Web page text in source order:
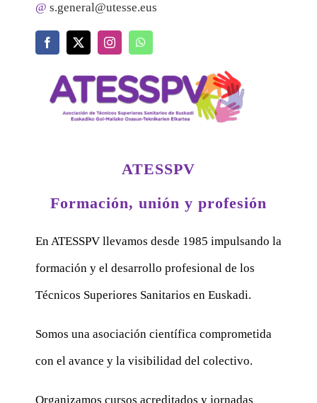
@ s.general@utesse.eus
ATESSPV
Formación, unión y profesión
En ATESSPV llevamos desde 1985 impulsando la
formación y el desarrollo profesional de los
Técnicos Superiores Sanitarios en Euskadi.
Somos una asociación científica comprometida
con el avance y la visibilidad del colectivo.
Organizamos cursos acreditados y jornadas